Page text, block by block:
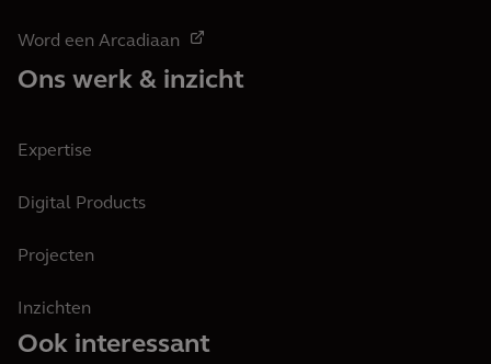
Word een Arcadiaan
Ons werk & inzicht
Expertise
Digital Products
Projecten
Inzichten
Ook interessant